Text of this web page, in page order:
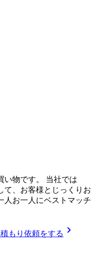
い物です。 当社では
て、お客様とじっくりお
人お一人にベストマッチ
もり依頼をする chevron_right